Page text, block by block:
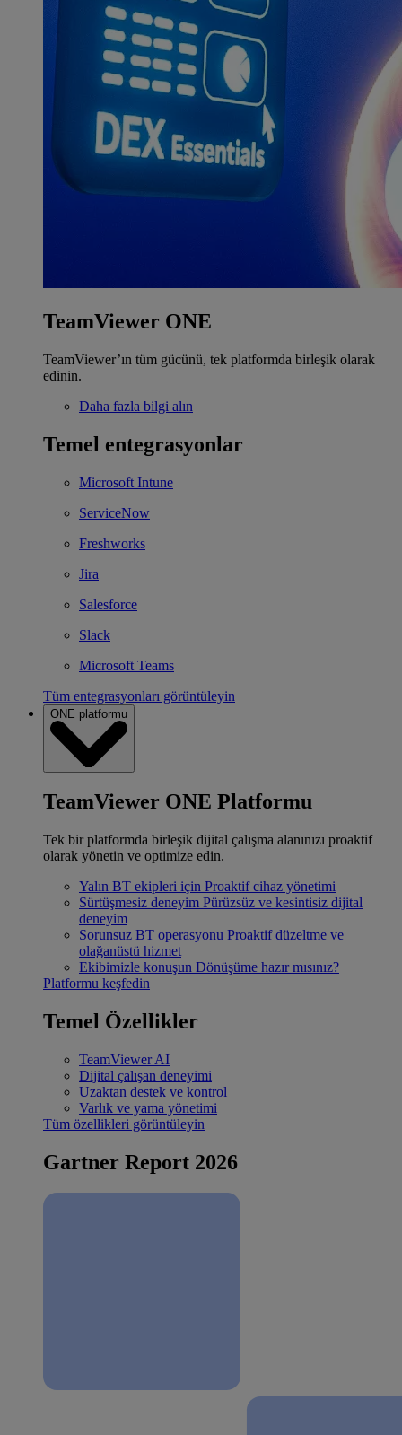
TeamViewer ONE
TeamViewer’ın tüm gücünü, tek platformda birleşik olarak
edinin.
Daha fazla bilgi alın
Temel entegrasyonlar
Microsoft Intune
ServiceNow
Freshworks
Jira
Salesforce
Slack
Microsoft Teams
Tüm entegrasyonları görüntüleyin
ONE platformu
TeamViewer ONE Platformu
Tek bir platformda birleşik dijital çalışma alanınızı proaktif
olarak yönetin ve optimize edin.
Yalın BT ekipleri için Proaktif cihaz yönetimi
Sürtüşmesiz deneyim Pürüzsüz ve kesintisiz dijital
deneyim
Sorunsuz BT operasyonu Proaktif düzeltme ve
olağanüstü hizmet
Ekibimizle konuşun Dönüşüme hazır mısınız?
Platformu keşfedin
Temel Özellikler
TeamViewer AI
Dijital çalışan deneyimi
Uzaktan destek ve kontrol
Varlık ve yama yönetimi
Tüm özellikleri görüntüleyin
Gartner Report 2026